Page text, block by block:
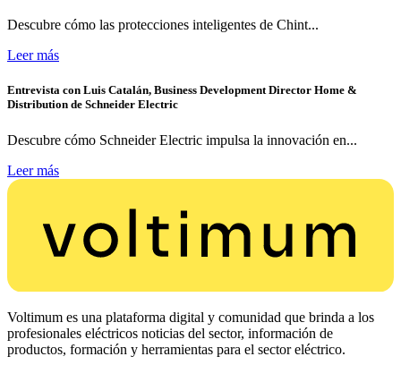
Descubre cómo las protecciones inteligentes de Chint...
Leer más
Entrevista con Luis Catalán, Business Development Director Home &
Distribution de Schneider Electric
Descubre cómo Schneider Electric impulsa la innovación en...
Leer más
Voltimum es una plataforma digital y comunidad que brinda a los
profesionales eléctricos noticias del sector, información de
productos, formación y herramientas para el sector eléctrico.